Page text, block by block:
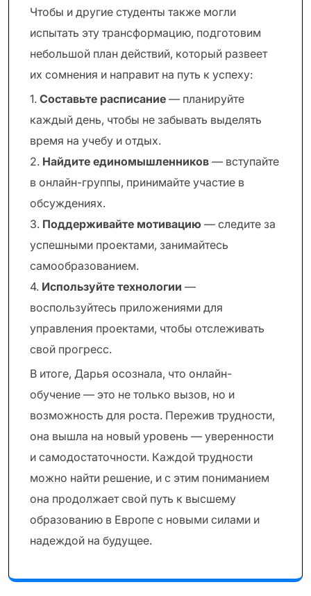
Чтобы и другие студенты также могли
испытать эту трансформацию, подготовим
небольшой план действий, который развеет
их сомнения и направит на путь к успеху:
1. Составьте расписание — планируйте
каждый день, чтобы не забывать выделять
время на учебу и отдых.
2. Найдите единомышленников — вступайте
в онлайн-группы, принимайте участие в
обсуждениях.
3. Поддерживайте мотивацию — следите за
успешными проектами, занимайтесь
самообразованием.
4. Используйте технологии —
воспользуйтесь приложениями для
управления проектами, чтобы отслеживать
свой прогресс.
В итоге, Дарья осознала, что онлайн-
обучение — это не только вызов, но и
возможность для роста. Пережив трудности,
она вышла на новый уровень — уверенности
и самодостаточности. Каждой трудности
можно найти решение, и с этим пониманием
она продолжает свой путь к высшему
образованию в Европе с новыми силами и
надеждой на будущее.